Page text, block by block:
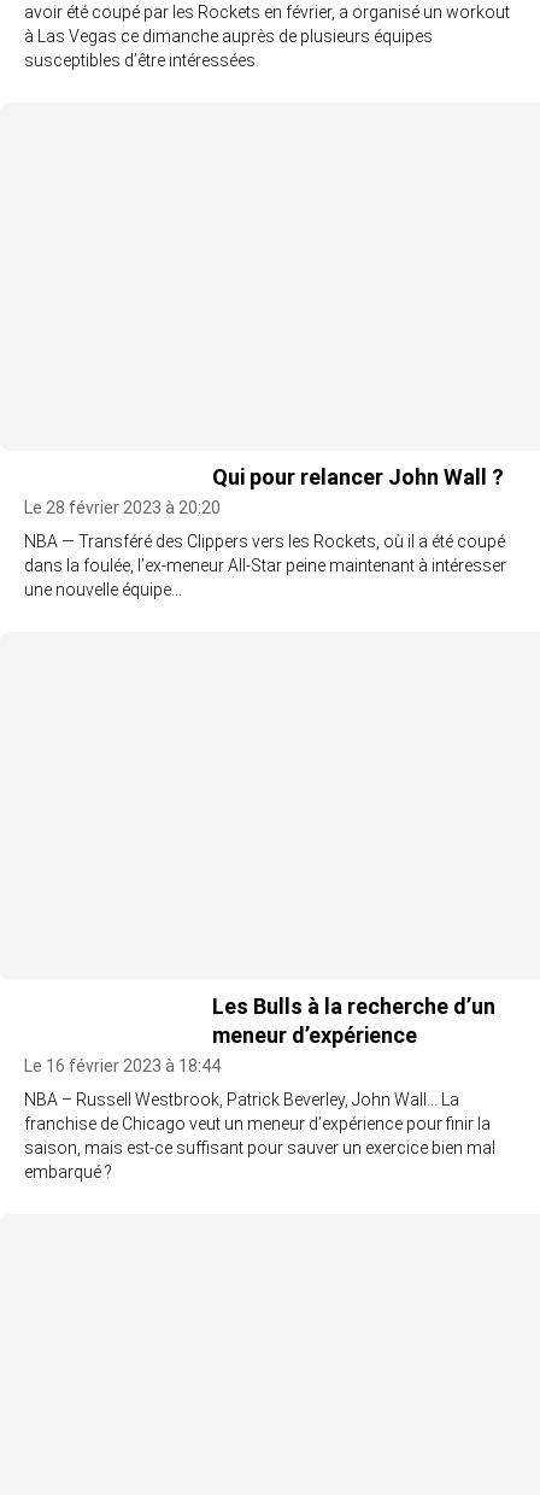
avoir été coupé par les Rockets en février, a organisé un workout
à Las Vegas ce dimanche auprès de plusieurs équipes
susceptibles d’être intéressées.
Qui pour relancer John Wall ?
Le 28 février 2023 à 20:20
NBA — Transféré des Clippers vers les Rockets, où il a été coupé
dans la foulée, l’ex-meneur All-Star peine maintenant à intéresser
une nouvelle équipe…
Les Bulls à la recherche d’un
meneur d’expérience
Le 16 février 2023 à 18:44
NBA – Russell Westbrook, Patrick Beverley, John Wall… La
franchise de Chicago veut un meneur d’expérience pour finir la
saison, mais est-ce suffisant pour sauver un exercice bien mal
embarqué ?